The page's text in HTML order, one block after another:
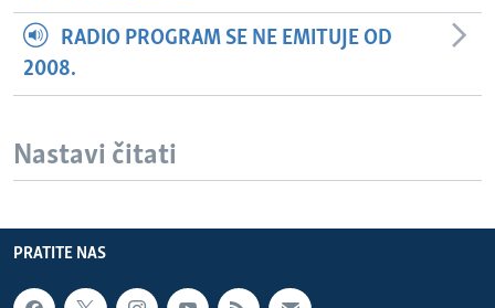
RADIO PROGRAM SE NE EMITUJE OD
2008.
Nastavi čitati
PRATITE NAS